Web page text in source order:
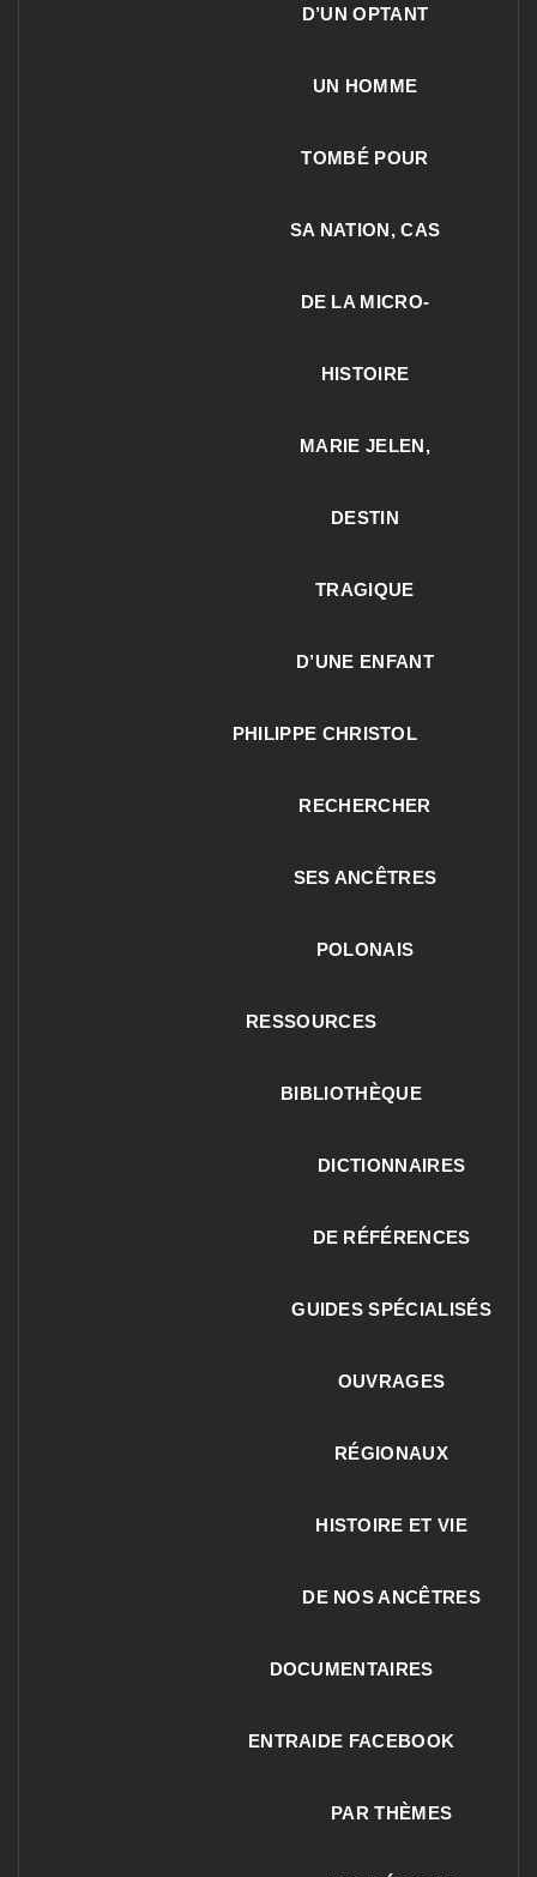
D’UN OPTANT
UN HOMME
TOMBÉ POUR
SA NATION, CAS
DE LA MICRO-
HISTOIRE
MARIE JELEN,
DESTIN
TRAGIQUE
D’UNE ENFANT
PHILIPPE CHRISTOL
RECHERCHER
SES ANCÊTRES
POLONAIS
RESSOURCES
BIBLIOTHÈQUE
DICTIONNAIRES
DE RÉFÉRENCES
GUIDES SPÉCIALISÉS
OUVRAGES
RÉGIONAUX
HISTOIRE ET VIE
DE NOS ANCÊTRES
DOCUMENTAIRES
ENTRAIDE FACEBOOK
PAR THÈMES